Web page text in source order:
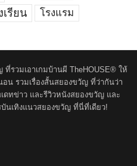
เรียน โรงแรม
รวมเอาเกมบ้านผี TheHOUSE® ให้
น รวมเรื่องสั้นสยองขวัญ ที่ว่ากันว่า
ทข่าว และรีวิวหนังสยองขวัญ และ
บันเทิงแนวสยองขวัญ ที่นี่ที่เดียว!